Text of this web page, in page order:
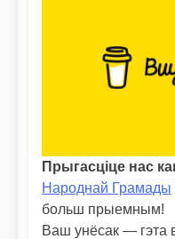
Прыгасціце нас
Народнай Грамады
больш прыемным!
Ваш унёсак — гэта